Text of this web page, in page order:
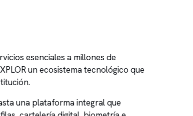
esenciales a millones de
un ecosistema tecnológico que
una plataforma integral que